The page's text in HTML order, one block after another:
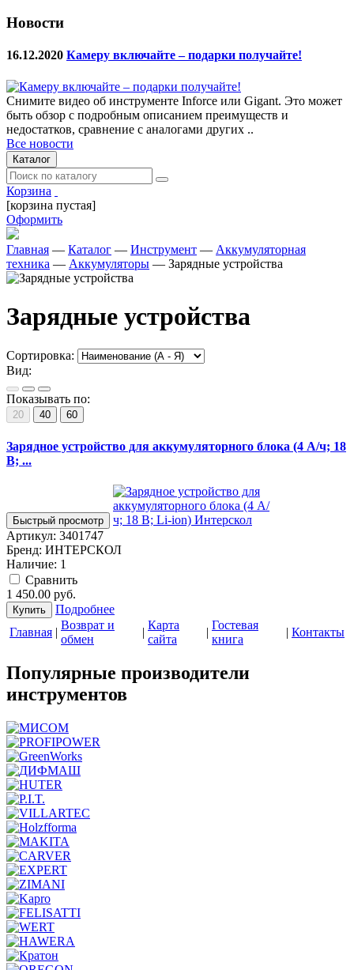
Новости
16.12.2020 Камеру включайте – подарки получайте!
Снимите видео об инструменте Inforce или Gigant. Это может
быть обзор с подробным описанием преимуществ и
недостатков, сравнение с аналогами других ..
Все новости
Каталог
Корзина
[корзина пустая]
Оформить
Главная — Каталог — Инструмент — Аккумуляторная
техника — Аккумуляторы — Зарядные устройства
Зарядные устройства
Сортировка:
Вид:
Показывать по:
20 40 60
Зарядное устройство для аккумуляторного блока (4 А/ч; 18
В; ...
Быстрый просмотр
Артикул: 3401747
Бренд: ИНТЕРСКОЛ
Наличие: 1
Cравнить
1 450.00 руб.
Купить
Подробнее
Главная |
Возврат и
обмен
|
Карта
сайта
|
Гостевая
книга
| Контакты
Популярные производители
инструментов